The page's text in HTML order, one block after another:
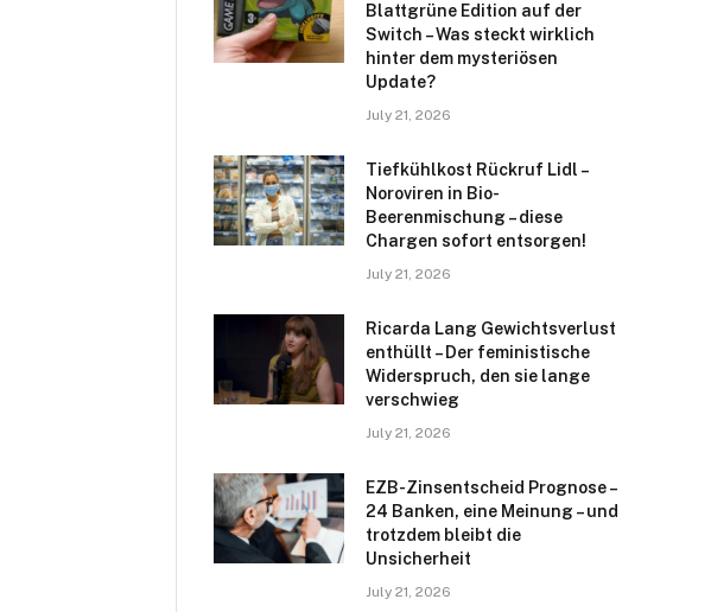
Blattgrüne Edition auf der
Switch – Was steckt wirklich
hinter dem mysteriösen
Update?
July 21, 2026
Tiefkühlkost Rückruf Lidl –
Noroviren in Bio-
Beerenmischung – diese
Chargen sofort entsorgen!
July 21, 2026
Ricarda Lang Gewichtsverlust
enthüllt – Der feministische
Widerspruch, den sie lange
verschwieg
July 21, 2026
EZB-Zinsentscheid Prognose –
24 Banken, eine Meinung – und
trotzdem bleibt die
Unsicherheit
July 21, 2026